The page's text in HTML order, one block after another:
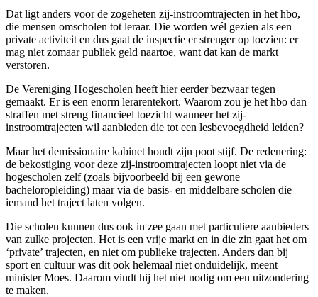
Dat ligt anders voor de zogeheten zij-instroomtrajecten in het hbo,
die mensen omscholen tot leraar. Die worden wél gezien als een
private activiteit en dus gaat de inspectie er strenger op toezien: er
mag niet zomaar publiek geld naartoe, want dat kan de markt
verstoren.
De Vereniging Hogescholen heeft hier eerder bezwaar tegen
gemaakt. Er is een enorm lerarentekort. Waarom zou je het hbo dan
straffen met streng financieel toezicht wanneer het zij-
instroomtrajecten wil aanbieden die tot een lesbevoegdheid leiden?
Maar het demissionaire kabinet houdt zijn poot stijf. De redenering:
de bekostiging voor deze zij-instroomtrajecten loopt niet via de
hogescholen zelf (zoals bijvoorbeeld bij een gewone
bacheloropleiding) maar via de basis- en middelbare scholen die
iemand het traject laten volgen.
Die scholen kunnen dus ook in zee gaan met particuliere aanbieders
van zulke projecten. Het is een vrije markt en in die zin gaat het om
‘private’ trajecten, en niet om publieke trajecten. Anders dan bij
sport en cultuur was dit ook helemaal niet onduidelijk, meent
minister Moes. Daarom vindt hij het niet nodig om een uitzondering
te maken.